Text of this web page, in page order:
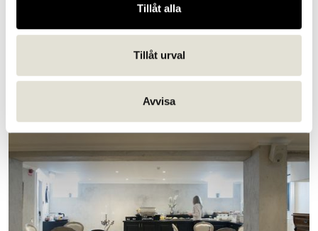
Tillåt alla
Tillåt urval
Avvisa
Vår största event- och konferenslokal med flexibla ytor för allt
från bröllop, mässor och seminarier till galamiddagar och